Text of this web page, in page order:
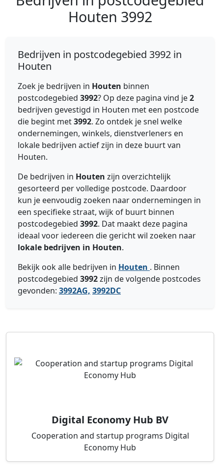
Houten 3992
Bedrijven in postcodegebied 3992 in
Houten
Zoek je bedrijven in Houten binnen
postcodegebied 3992? Op deze pagina vind je2
bedrijven gevestigd in Houten met een postcode
die begint met3992. Zo ontdek je snel welke
ondernemingen, winkels, dienstverleners en
lokale bedrijven actief zijn in deze buurt van
Houten.
De bedrijven in Houten zijn overzichtelijk
gesorteerd per volledige postcode. Daardoor
kun je eenvoudig zoeken naar ondernemingen in
een specifieke straat, wijk of buurt binnen
postcodegebied 3992. Dat maakt deze pagina
ideaal voor iedereen die gericht wil zoeken naar
lokale bedrijven in Houten.
Bekijk ook alle bedrijven in Houten . Binnen
postcodegebied 3992zijn de volgende postcodes
gevonden: 3992AG, 3992DC
Digital Economy Hub BV
Cooperation and startup programs Digital
Economy Hub